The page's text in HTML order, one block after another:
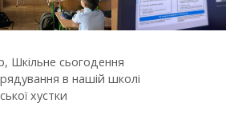
, Шкільне сьогодення
в нашій школі
хустки